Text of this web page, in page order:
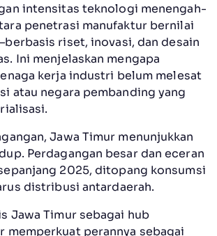
intensitas teknologi menengah-
penetrasi manufaktur bernilai
riset, inovasi, dan desain
Ini menjelaskan mengapa
kerja industri belum melesat
atau negara pembanding yang
Jawa Timur menunjukkan
Perdagangan besar dan eceran
2025, ditopang konsumsi
distribusi antardaerah.
Jawa Timur sebagai hub
memperkuat perannya sebagai